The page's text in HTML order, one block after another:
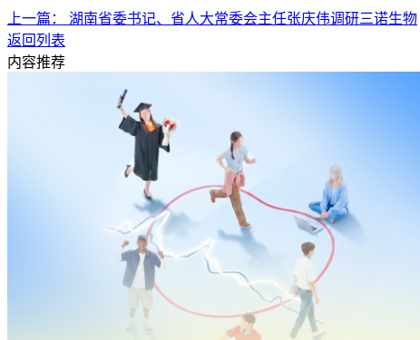
上一篇： 湖南省委书记、省人大常委会主任张庆伟调研三诺生物
返回列表
内容推荐